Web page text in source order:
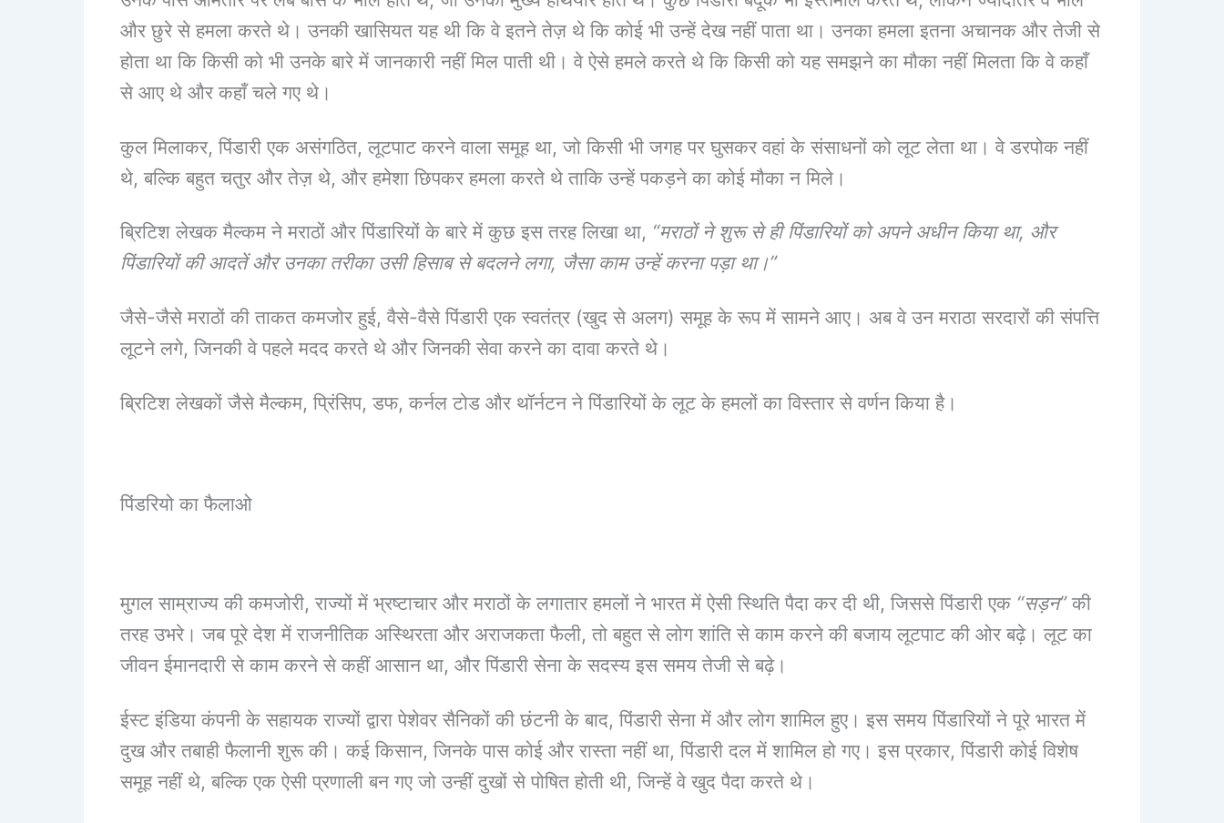
और छुरे से हमला करते थे। उनकी खासियत यह थी कि वे इतने तेज़ थे कि कोई भी उन्हें देख नहीं पाता था। उनका हमला इतना अचानक और तेजी से
होता था कि किसी को भी उनके बारे में जानकारी नहीं मिल पाती थी। वे ऐसे हमले करते थे कि किसी को यह समझने का मौका नहीं मिलता कि वे कहाँ
से आए थे और कहाँ चले गए थे।
कुल मिलाकर, पिंडारी एक असंगठित, लूटपाट करने वाला समूह था, जो किसी भी जगह पर घुसकर वहां के संसाधनों को लूट लेता था। वे डरपोक नहीं
थे, बल्कि बहुत चतुर और तेज़ थे, और हमेशा छिपकर हमला करते थे ताकि उन्हें पकड़ने का कोई मौका न मिले।
ब्रिटिश लेखक मैल्कम ने मराठों और पिंडारियों के बारे में कुछ इस तरह लिखा था, “मराठों ने शुरू से ही पिंडारियों को अपने अधीन किया था, और
पिंडारियों की आदतें और उनका तरीका उसी हिसाब से बदलने लगा, जैसा काम उन्हें करना पड़ा था।”
जैसे-जैसे मराठों की ताकत कमजोर हुई, वैसे-वैसे पिंडारी एक स्वतंत्र (खुद से अलग) समूह के रूप में सामने आए। अब वे उन मराठा सरदारों की संपत्ति
लूटने लगे, जिनकी वे पहले मदद करते थे और जिनकी सेवा करने का दावा करते थे।
ब्रिटिश लेखकों जैसे मैल्कम, प्रिंसिप, डफ, कर्नल टोड और थॉर्नटन ने पिंडारियों के लूट के हमलों का विस्तार से वर्णन किया है।
पिंडरियो का फैलाओ
मुगल साम्राज्य की कमजोरी, राज्यों में भ्रष्टाचार और मराठों के लगातार हमलों ने भारत में ऐसी स्थिति पैदा कर दी थी, जिससे पिंडारी एक “सड़न”की
तरह उभरे। जब पूरे देश में राजनीतिक अस्थिरता और अराजकता फैली, तो बहुत से लोग शांति से काम करने की बजाय लूटपाट की ओर बढ़े। लूट का
जीवन ईमानदारी से काम करने से कहीं आसान था, और पिंडारी सेना के सदस्य इस समय तेजी से बढ़े।
ईस्ट इंडिया कंपनी के सहायक राज्यों द्वारा पेशेवर सैनिकों की छंटनी के बाद, पिंडारी सेना में और लोग शामिल हुए। इस समय पिंडारियों ने पूरे भारत में
दुख और तबाही फैलानी शुरू की। कई किसान, जिनके पास कोई और रास्ता नहीं था, पिंडारी दल में शामिल हो गए। इस प्रकार, पिंडारी कोई विशेष
समूह नहीं थे, बल्कि एक ऐसी प्रणाली बन गए जो उन्हीं दुखों से पोषित होती थी, जिन्हें वे खुद पैदा करते थे।